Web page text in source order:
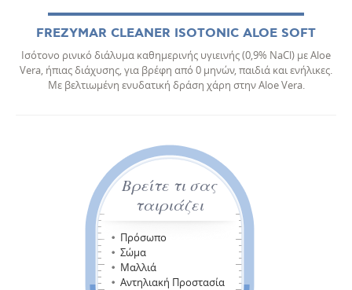
FREZYMAR CLEANER ISOTONIC ALOE SOFT
Ισότονο ρινικό διάλυμα καθημερινής υγιεινής (0,9% NaCl) με Aloe
Vera, ήπιας διάχυσης, για βρέφη από 0 μηνών, παιδιά και ενήλικες.
Mε βελτιωμένη ενυδατική δράση χάρη στην Aloe Vera.
Βρείτε τι σας
ταιριάζει
Πρόσωπο
Σώμα
Μαλλιά
Αντηλιακή Προστασία